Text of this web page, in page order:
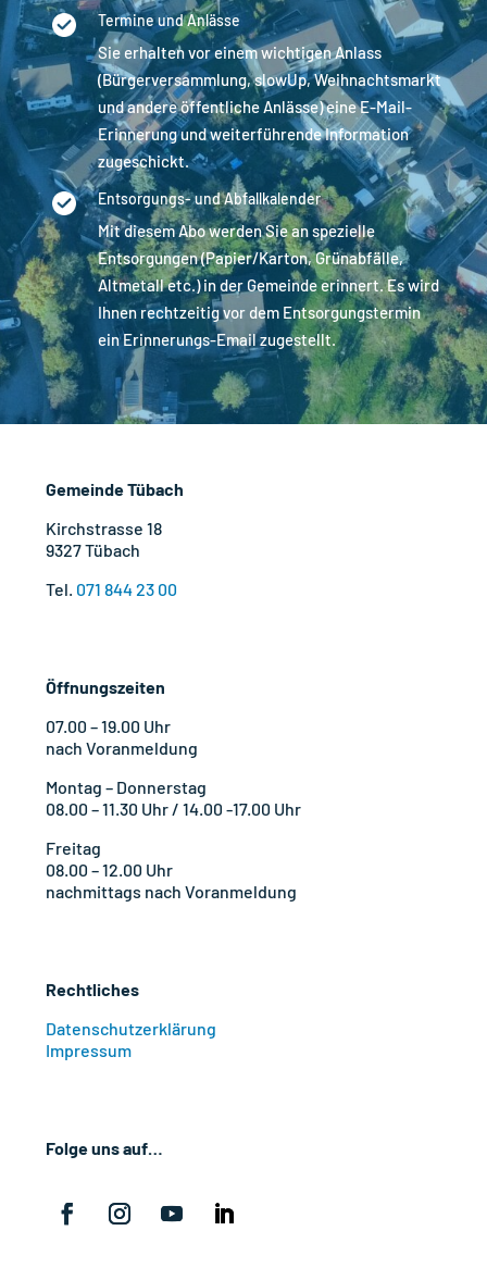
Termine und Anlässe
Sie erhalten vor einem wichtigen Anlass
(Bürgerversammlung, slowUp, Weihnachtsmarkt
und andere öffentliche Anlässe) eine E-Mail-
Erinnerung und weiterführende Information
zugeschickt.
Entsorgungs- und Abfallkalender
Mit diesem Abo werden Sie an spezielle
Entsorgungen (Papier/Karton, Grünabfälle,
Altmetall etc.) in der Gemeinde erinnert. Es wird
Ihnen rechtzeitig vor dem Entsorgungstermin
ein Erinnerungs-Email zugestellt.
Gemeinde Tübach
Kirchstrasse 18
9327 Tübach
Tel. 071 844 23 00
Öffnungszeiten
07.00 – 19.00 Uhr
nach Voranmeldung
Montag – Donnerstag
08.00 – 11.30 Uhr / 14.00 -17.00 Uhr
Freitag
08.00 – 12.00 Uhr
nachmittags nach Voranmeldung
Rechtliches
Datenschutzerklärung
Impressum
Folge uns auf…